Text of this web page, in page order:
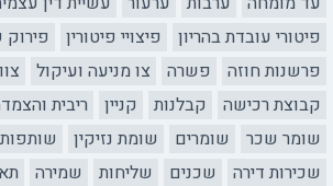
פיטורי עובדת בהריון
פיצויי פיטורין
פרשנות חוזה
פשרה צו מניעה ועיקול
קבוצת רכישה
קבלנות קניין ריבית
שומר שכר
שומרים שומת נזיקין שותפות
שכירות דירה
שכנים שליחות שמירה